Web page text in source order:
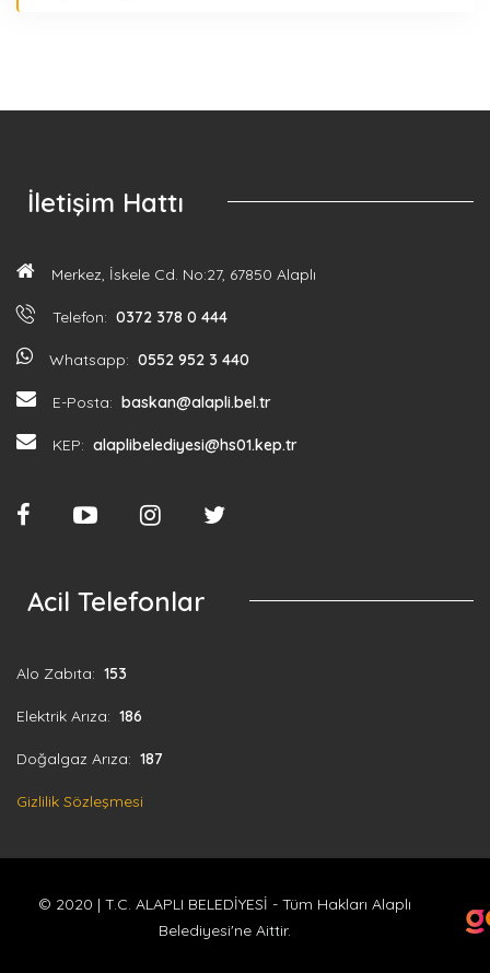
İletişim Hattı
Merkez, İskele Cd. No:27, 67850 Alaplı
Telefon: 0372 378 0 444
Whatsapp: 0552 952 3 440
E-Posta: baskan@alapli.bel.tr
KEP: alaplibelediyesi@hs01.kep.tr
Acil Telefonlar
Alo Zabıta: 153
Elektrik Arıza: 186
Doğalgaz Arıza: 187
Gizlilik Sözleşmesi
© 2020 | T.C. ALAPLI BELEDİYESİ - Tüm Hakları Alaplı
Belediyesi'ne Aittir.